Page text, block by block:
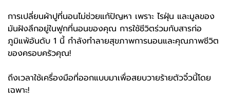
การเปลี่ยนผ้าปูที่นอนไม่ช่วยแก้ปัญหา เพราะ ไรฝุ่น และมูลของ
มันฝังลึกอยู่ในฟูกที่นอนของคุณ การใช้ชีวิตร่วมกับสารก่อ
ภูมิแพ้อันดับ 1 นี้ กำลังทำลายสุขภาพการนอนและคุณภาพชีวิต
ของครอบครัวคุณ!
ถึงเวลาใช้เครื่องมือที่ออกแบบมาเพื่อสยบวายร้ายตัวจิ๋วนี้โดย
เฉพาะ!